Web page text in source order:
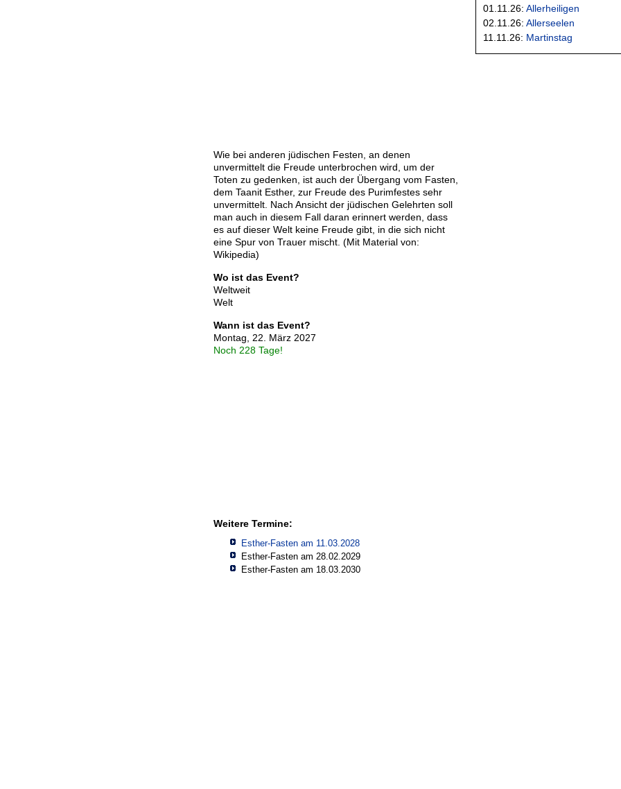
Wie bei anderen jüdischen Festen, an denen
unvermittelt die Freude unterbrochen wird, um der
Toten zu gedenken, ist auch der Übergang vom Fasten,
dem Taanit Esther, zur Freude des Purimfestes sehr
unvermittelt. Nach Ansicht der jüdischen Gelehrten soll
man auch in diesem Fall daran erinnert werden, dass
es auf dieser Welt keine Freude gibt, in die sich nicht
eine Spur von Trauer mischt. (Mit Material von:
Wikipedia)
Wo ist das Event?
Weltweit
Welt
Wann ist das Event?
Montag, 22. März 2027
Noch 228 Tage!
Weitere Termine:
Esther-Fasten am 11.03.2028
Esther-Fasten am 28.02.2029
Esther-Fasten am 18.03.2030
01.11.26: Allerheiligen
02.11.26: Allerseelen
11.11.26: Martinstag